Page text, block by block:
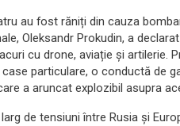
au fost răniți din cauza
Oleksandr Prokudin, a
cu drone, aviație și artilerie.
particulare, o conductă de
a aruncat explozibil asupra
de tensiuni între Rusia și